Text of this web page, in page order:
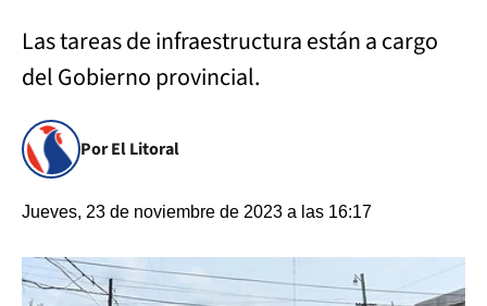
Las tareas de infraestructura están a cargo
del Gobierno provincial.
Por El Litoral
Jueves, 23 de noviembre de 2023 a las 16:17